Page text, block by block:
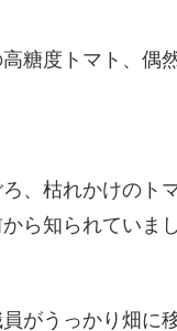
糖度トマト、偶
、枯れかけのト
ら知られていまし
がうっかり畑に